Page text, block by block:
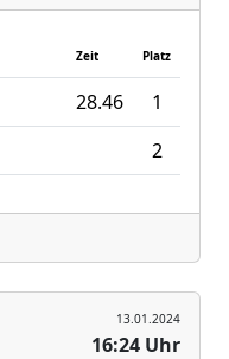
Zeit Platz
28.46
1
2
13.01.2024
16:24 Uhr